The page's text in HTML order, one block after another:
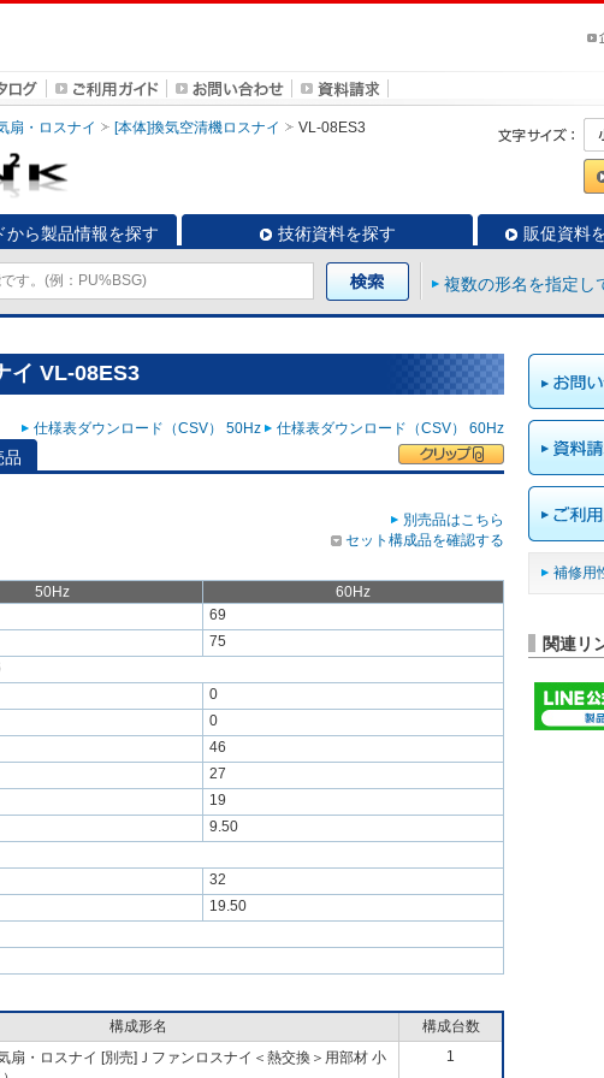
扇・ロスナイ [本体]換気空清機ロスナイ VL-08ES3
から製品情報を探す 技術資料を探す 販促資料
複数の形名を指定し
イ VL-08ES3
仕様表ダウンロード（CSV） 50Hz 仕様表ダウンロード（CSV） 60Hz
品
別売品はこちら
セット構成品を確認する
50Hz
60Hz
69
75
0
0
46
27
19
9.50
32
19.50
構成形名
構成台数
扇・ロスナイ [別売]Ｊファンロスナイ＜熱交換＞用部材 小
1
補修用
関連リ